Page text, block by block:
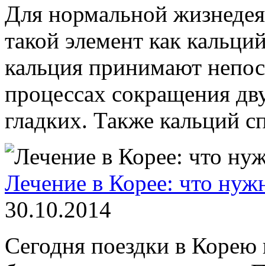
Для нормальной
такой элемент как
кальция принимают
процессах сокращения
гладких. Также кальций
Лечение в Корее: что
30.10.2014
Сегодня поездки в Корею